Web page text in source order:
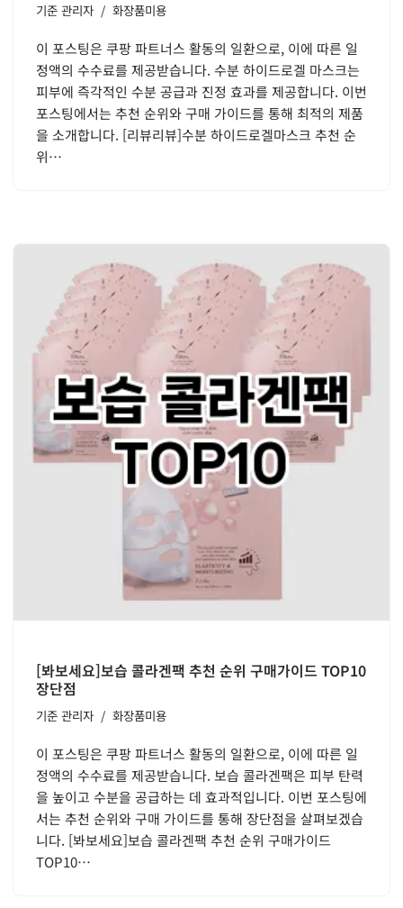
기준 관리자 화장품미용
이 포스팅은 쿠팡 파트너스 활동의 일환으로, 이에 따른 일
정액의 수수료를 제공받습니다. 수분 하이드로겔 마스크는
피부에 즉각적인 수분 공급과 진정 효과를 제공합니다. 이번
포스팅에서는 추천 순위와 구매 가이드를 통해 최적의 제품
을 소개합니다. [리뷰리뷰]수분 하이드로겔마스크 추천 순
위…
[봐보세요]보습 콜라겐팩 추천 순위 구매가이드 TOP10
장단점
기준 관리자 화장품미용
이 포스팅은 쿠팡 파트너스 활동의 일환으로, 이에 따른 일
정액의 수수료를 제공받습니다. 보습 콜라겐팩은 피부 탄력
을 높이고 수분을 공급하는 데 효과적입니다. 이번 포스팅에
서는 추천 순위와 구매 가이드를 통해 장단점을 살펴보겠습
니다. [봐보세요]보습 콜라겐팩 추천 순위 구매가이드
TOP10…